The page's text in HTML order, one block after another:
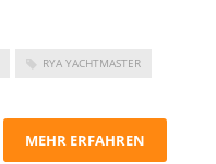
RYA YACHTMASTER
MEHR ERFAHREN